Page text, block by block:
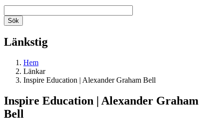
Länkstig
Hem
Länkar
Inspire Education | Alexander Graham Bell
Inspire Education | Alexander Graham
Bell